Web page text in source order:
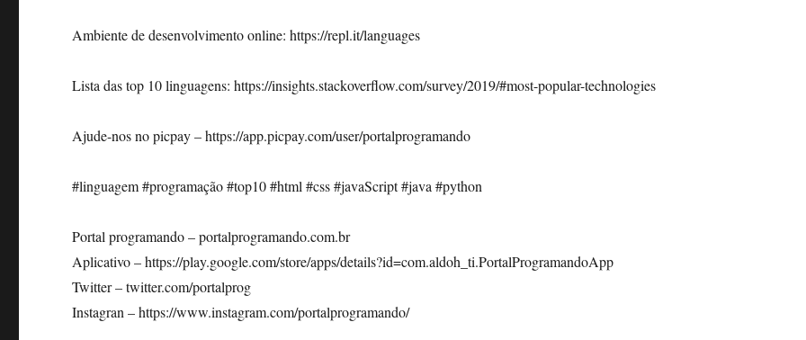
Ambiente de desenvolvimento online: https://repl.it/languages
Lista das top 10 linguagens: https://insights.stackoverflow.com/survey/2019/#most-popular-technologies
Ajude-nos no picpay – https://app.picpay.com/user/portalprogramando
#linguagem #programação #top10 #html #css #javaScript #java #python
Portal programando – portalprogramando.com.br
Aplicativo – https://play.google.com/store/apps/details?id=com.aldoh_ti.PortalProgramandoApp
Twitter – twitter.com/portalprog
Instagran – https://www.instagram.com/portalprogramando/